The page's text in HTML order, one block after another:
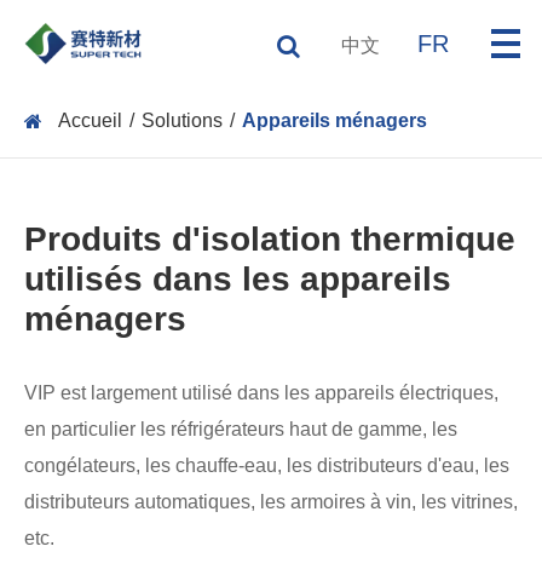
中文 FR
Accueil Solutions Appareils ménagers
Produits d'isolation thermique
utilisés dans les appareils
ménagers
VIP est largement utilisé dans les appareils électriques,
en particulier les réfrigérateurs haut de gamme, les
congélateurs, les chauffe-eau, les distributeurs d'eau, les
distributeurs automatiques, les armoires à vin, les vitrines,
etc.